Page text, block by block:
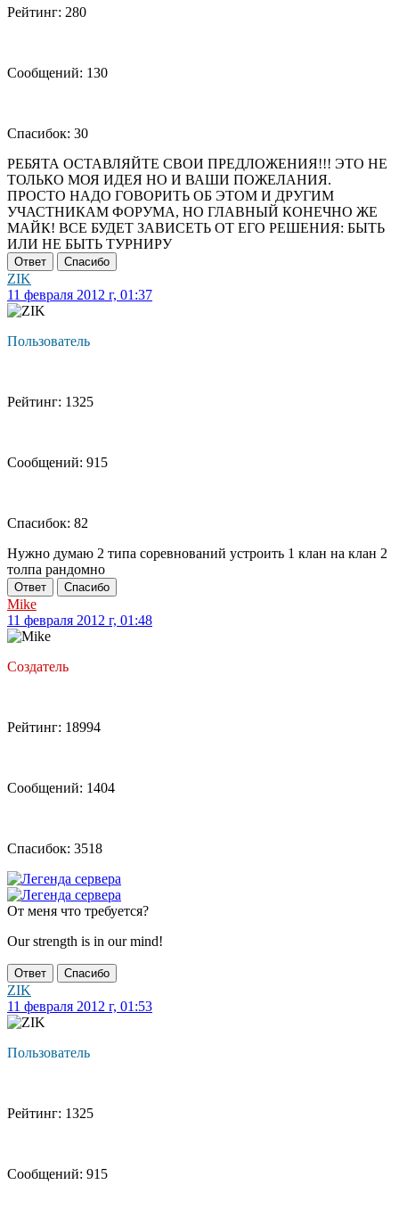
Рейтинг: 280
Сообщений: 130
Спасибок: 30
РЕБЯТА ОСТАВЛЯЙТЕ СВОИ ПРЕДЛОЖЕНИЯ!!! ЭТО НЕ
ТОЛЬКО МОЯ ИДЕЯ НО И ВАШИ ПОЖЕЛАНИЯ.
ПРОСТО НАДО ГОВОРИТЬ ОБ ЭТОМ И ДРУГИМ
УЧАСТНИКАМ ФОРУМА, НО ГЛАВНЫЙ КОНЕЧНО ЖЕ
МАЙК! ВСЕ БУДЕТ ЗАВИСЕТЬ ОТ ЕГО РЕШЕНИЯ: БЫТЬ
ИЛИ НЕ БЫТЬ ТУРНИРУ
Ответ Спасибо
ZIK
11 февраля 2012 г, 01:37
Пользователь
Рейтинг: 1325
Сообщений: 915
Спасибок: 82
Нужно думаю 2 типа соревнований устроить 1 клан на клан 2
толпа рандомно
Ответ Спасибо
Mike
11 февраля 2012 г, 01:48
Создатель
Рейтинг: 18994
Сообщений: 1404
Спасибок: 3518
От меня что требуется?
Our strength is in our mind!
Ответ Спасибо
ZIK
11 февраля 2012 г, 01:53
Пользователь
Рейтинг: 1325
Сообщений: 915